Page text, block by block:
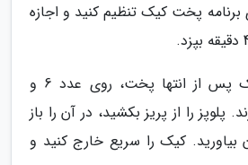
برنامه پخت کیک تنظیم کنید و اجازه
پلوپز به طور اتوماتیک پس از انتها پخت، روی عدد 6 و
را از پریز بکشید، در آن را باز
بیاورید. کیک را سریع خارج کنید و